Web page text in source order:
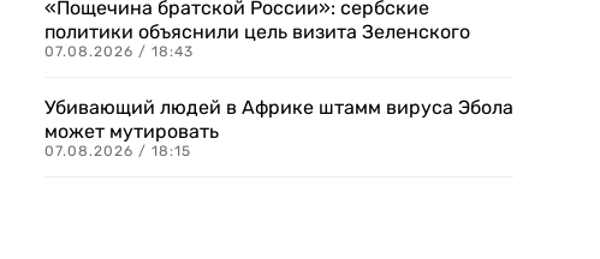
«Пощечина братской России»: сербские
политики объяснили цель визита Зеленского
07.08.2026 / 18:43
Убивающий людей в Африке штамм вируса Эбола
может мутировать
07.08.2026 / 18:15